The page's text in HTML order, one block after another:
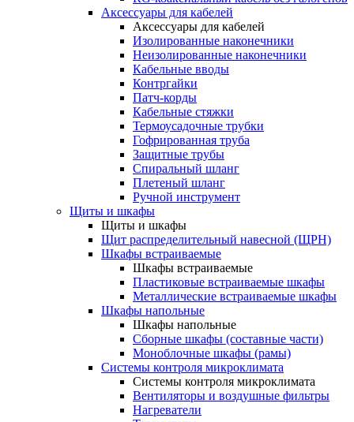
Аксессуары для кабелей
Аксессуары для кабелей
Изолированные наконечники
Неизолированные наконечники
Кабельные вводы
Контргайки
Патч-корды
Кабельные стяжки
Термоусадочные трубки
Гофрированная труба
Защитные трубы
Спиральный шланг
Плетеный шланг
Ручной инструмент
Щиты и шкафы
Щиты и шкафы
Щит распределительный навесной (ЩРН)
Шкафы встраиваемые
Шкафы встраиваемые
Пластиковые встраиваемые шкафы
Металлические встраиваемые шкафы
Шкафы напольные
Шкафы напольные
Сборные шкафы (составные части)
Моноблочные шкафы (рамы)
Системы контроля микроклимата
Системы контроля микроклимата
Вентиляторы и воздушные фильтры
Нагреватели